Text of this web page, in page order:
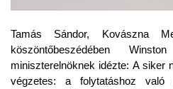
Tamás Sándor, Kovászna
köszöntőbeszédében
miniszterelnöknek idézte: A siker
végzetes: a folytatáshoz